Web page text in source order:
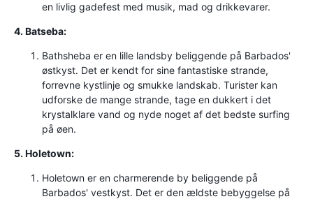
en livlig gadefest med musik, mad og drikkevarer.
4. Batseba:
Bathsheba er en lille landsby beliggende på Barbados'
østkyst. Det er kendt for sine fantastiske strande,
forrevne kystlinje og smukke landskab. Turister kan
udforske de mange strande, tage en dukkert i det
krystalklare vand og nyde noget af det bedste surfing
på øen.
5. Holetown:
Holetown er en charmerende by beliggende på
Barbados' vestkyst. Det er den ældste bebyggelse på